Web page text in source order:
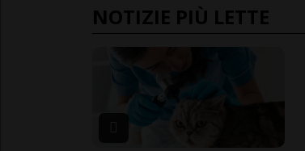
NOTIZIE PIÙ LETTE